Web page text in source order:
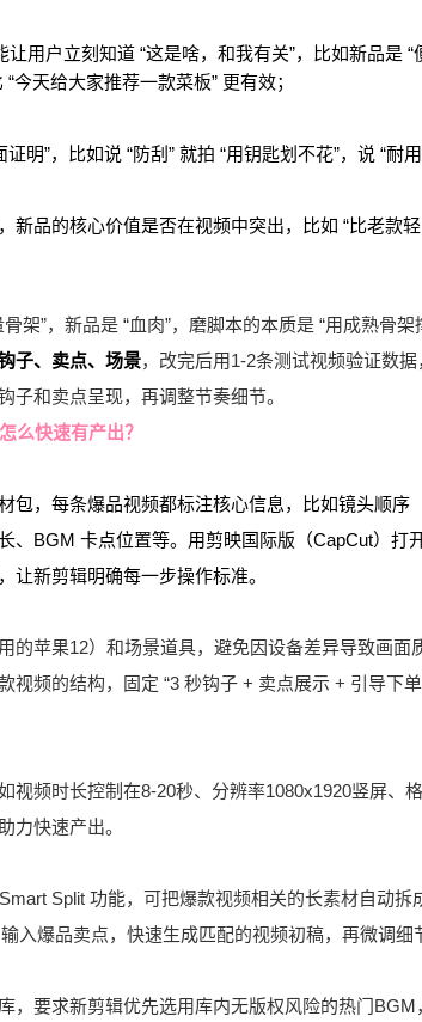
用户立刻知道 “这是啥，和我有关”，比如新品是
今天给大家推荐一款菜板” 更有效；
明”，比如说 “防刮” 就拍 “用钥匙划不花”，说 “耐
新品的核心价值是否在视频中突出，比如 “比老款
架”，新品是 “血肉”，磨脚本的本质是 “用成熟骨
子、卖点、场景，改完后用1-2条测试视频验证数
子和卖点呈现，再调整节奏细节。
么快速有产出？
包，每条爆品视频都标注核心信息，比如镜头顺
、BGM 卡点位置等。用剪映国际版（CapCut）打
让新剪辑明确每一步操作标准。
的苹果12）和场景道具，避免因设备差异导致画面
视频的结构，固定 “3 秒钩子 + 卖点展示 + 引导下
视频时长控制在8-20秒、分辨率1080x1920竖屏、
力快速产出。
Split 功能，可把爆款视频相关的长素材自动
入爆品卖点，快速生成匹配的视频初稿，再微调细
，要求新剪辑优先选用库内无版权风险的热门